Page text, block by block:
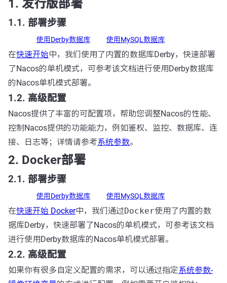
1. 发行版部署
1.1. 部署步骤
使用Derby数据库 使用MySQL数据库
在快速开始中，我们使用了内置的数据库Derby，快速部署
了Nacos的单机模式，可参考该文档进行使用Derby数据库
的Nacos单机模式部署。
1.2. 高级配置
Nacos提供了丰富的可配置项，帮助您调整Nacos的性能、
控制Nacos提供的功能能力，例如鉴权、监控、数据库、连
接、日志等；详情请参考系统参数。
2. Docker部署
2.1. 部署步骤
使用Derby数据库 使用MySQL数据库
在快速开始 Docker中，我们通过Docker使用了内置的数
据库Derby，快速部署了Nacos的单机模式，可参考该文档
进行使用Derby数据库的Nacos单机模式部署。
2.2. 高级配置
如果你有很多自定义配置的需求，可以通过指定系统参数-